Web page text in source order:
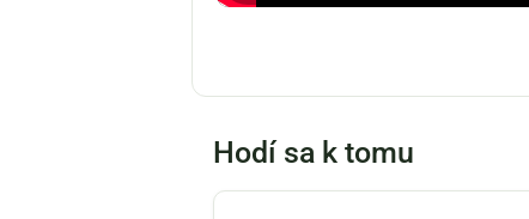
Hodí sa k tomu